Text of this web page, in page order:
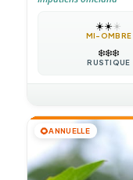
☀️☀️☀️
MI-OMBRE
❄️❄️❄️
RUSTIQUE
🌻ANNUELLE